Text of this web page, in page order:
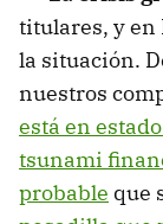
titulares, y en
la situación.
nuestros
está en
tsunami
probable que